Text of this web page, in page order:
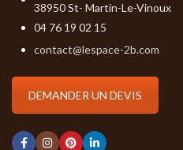
38950 St- Martin-Le-Vinoux
04 76 19 02 15
contact@lespace-2b.com
DEMANDER UN DEVIS